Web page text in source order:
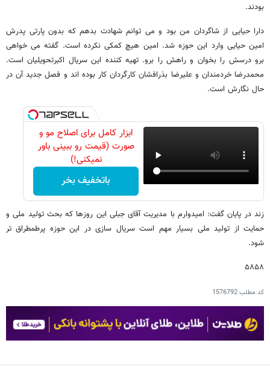
بودند.
دارا حیایی از شاگردان من بود و می توانم شهادت بدهم که بدون پارتی پدرش
امین حیایی وارد این حوزه شد. امین هیچ کمکی نکرده است. گفته می خواهی
برو درسش را بخوان و راهش را برو. تهیه کننده این سریال اکبرتحویلیان است.
محمدرضا خردمندان و علیرضا بذرافشان کارگردان کار بوده اند و فصل جدید آن در
حال نگارش است.
ابزار کامل برای اصلاح مو و
صورت (قیمت رو ببینی باور
نمیکنی!)
باتخفیف بخر
زند در پایان گفت: امیدوارم با مدیریت آقای جبلی این روزها که بحث تولید ملی و
حمایت از تولید ملی بسیار مهم است سریال سازی در این حوزه پرطمطراق تر
شود.
۵۸۵۸
کد مطلب1576792